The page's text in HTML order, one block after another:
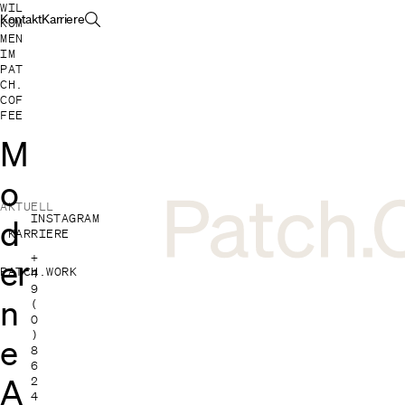
KontaktKarriere
WIL
KOM
MEN
IM
PAT
CH.
COF
FEE
M
o
d
er
n
e
A
AKTUELL
KARRIERE
PATCH.WORK
INSTAGRAM
+
4
9
(
0
)
8
6
2
4